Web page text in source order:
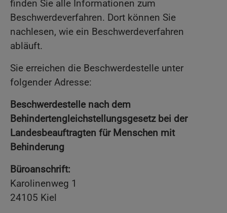
finden Sie alle Informationen zum
Beschwerdeverfahren. Dort können Sie
nachlesen, wie ein Beschwerdeverfahren
abläuft.
Sie erreichen die Beschwerdestelle unter
folgender Adresse:
Beschwerdestelle nach dem
Behindertengleichstellungsgesetz bei der
Landesbeauftragten für Menschen mit
Behinderung
Büroanschrift:
Karolinenweg 1
24105 Kiel